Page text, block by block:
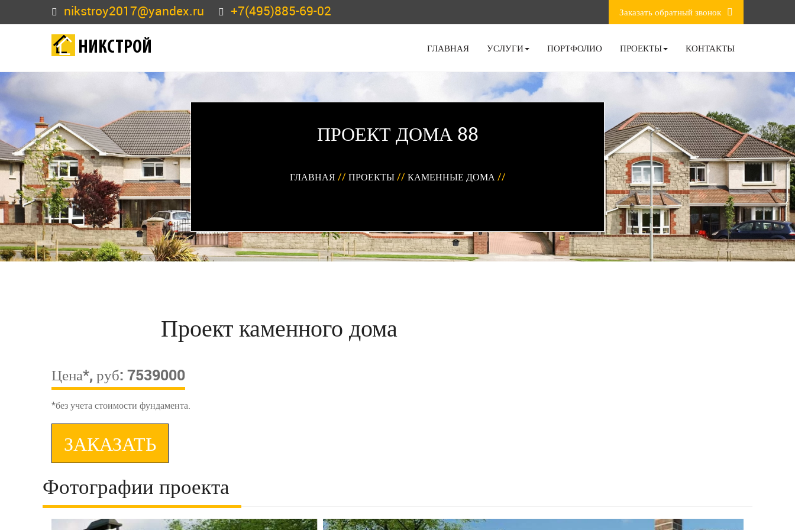
nikstroy2017@yandex.ru +7(495)885-69-02 Заказать обратный звонок
НИКСТРОЙ ГЛАВНАЯ УСЛУГИ ПОРТФОЛИО ПРОЕКТЫ КОНТАКТЫ
ПРОЕКТ ДОМА 88
ГЛАВНАЯ // ПРОЕКТЫ // КАМЕННЫЕ ДОМА //
Проект каменного дома
Цена*, руб: 7539000
*без учета стоимости фундамента.
ЗАКАЗАТЬ
Фотографии проекта